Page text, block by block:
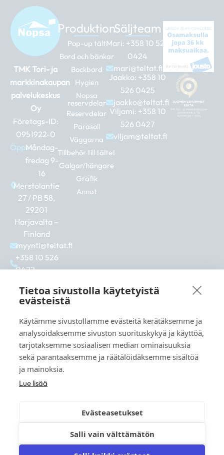
TMK Tori- ja
markkinakaupan
palvelukeskus
Oy
Företags-ID:
0951922-0
Öppet:Måndag-
fredag 9-
16
Merstolantie
27 / PB 58,
29201
Harjavalta –
Finland
myynti@teltat.fi
+358 10 526
0422
a
c
b
o
o
k
n
s
a
g
r
a
m
i
n
e
d
i
n
Produktion
Pop-up tält
Bord och bänkar
Bockbord
Hygien
Nopsa
reservdelar
Reservdelar
Parasoll
Väggarna
Tillbehör till tältet
Galgar/hängare
Grafik
Annat
Säljteam
Mari: +358 10 526
0424
mari@teltat.fi
Jaakko: +358 10
526 0425
jaakko@teltat.fi
Viljami: +358 10
526 0427
viljam@teltat.fi
Se även:
markkina.net
grillikeskus.fi
vaunukeskus.fi
© 2026 teltat.fi – TMK Tori- ja markkinakaupan
palvelukeskus Oy.
Tietoa sivustolla käytetyistä
evästeistä
Käytämme sivustollamme evästeitä kerätäksemme ja
analysoidaksemme sivuston suorituskykyä ja käyttöä,
tarjotaksemme sosiaalisen median ominaisuuksia
sekä parantaaksemme ja räätälöidäksemme sisältöä
ja mainoksia.
Lue lisää
Evästeasetukset
Salli vain välttämätön